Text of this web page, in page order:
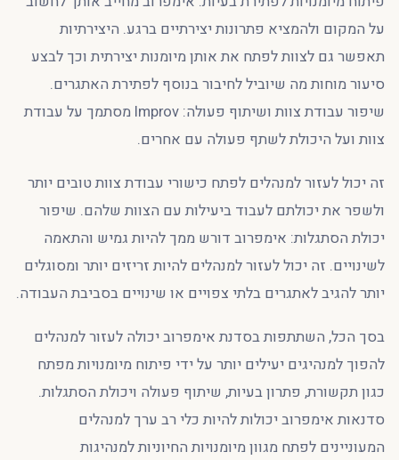
על המקום ולהמציא פתרונות יצירתיים ברגע. היצירתיות
תאפשר גם לצוות לפתח את אותן מיומנות יצירתית וכך לבצע
סיעור מוחות מה שיוביל לחיבור בנוסף לפתירת האתגרים.
שיפור עבודת צוות ושיתוף פעולה: Improv מסתמך על עבודת
צוות ועל היכולת לשתף פעולה עם אחרים.
זה יכול לעזור למנהלים לפתח כישורי עבודת צוות טובים יותר
ולשפר את יכולתם לעבוד ביעילות עם הצוות שלהם. שיפור
יכולת הסתגלות: אימפרוב דורש ממך להיות גמיש והתאמה
לשינויים. זה יכול לעזור למנהלים להיות זריזים יותר ומסוגלים
יותר להגיב לאתגרים בלתי צפויים או שינויים בסביבת העבודה.
בסך הכל, השתתפות בסדנת אימפרוב יכולה לעזור למנהלים
להפוך למנהיגים יעילים יותר על ידי פיתוח מיומנויות מפתח
כגון תקשורת, פתרון בעיות, שיתוף פעולה ויכולת הסתגלות.
סדנאות אימפרוב יכולות להיות כלי רב ערך למנהלים
המעוניינים לפתח מגוון מיומנויות החיוניות למנהיגות